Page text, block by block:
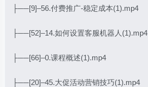
├──[9]–56.付费推广-稳定成本(1).mp4
├──[52]–14.如何设置客服机器人(1).mp4
├──[66]–0.课程概述(1).mp4
├──[20]–45.大促活动营销技巧(1).mp4